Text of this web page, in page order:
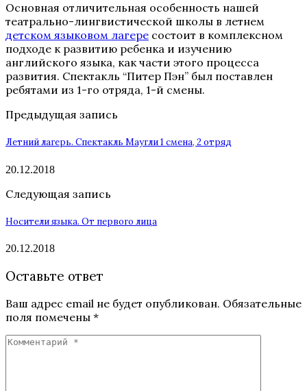
Основная отличительная особенность нашей
театрально-лингвистической школы в летнем
детском языковом лагере состоит в комплексном
подходе к развитию ребенка и изучению
английского языка, как части этого процесса
развития. Спектакль “Питер Пэн” был поставлен
ребятами из 1-го отряда, 1-й смены.
Предыдущая запись
Летний лагерь. Спектакль Маугли 1 смена, 2 отряд
20.12.2018
Следующая запись
Носители языка. От первого лица
20.12.2018
Оставьте ответ
Ваш адрес email не будет опубликован. Обязательные
поля помечены *